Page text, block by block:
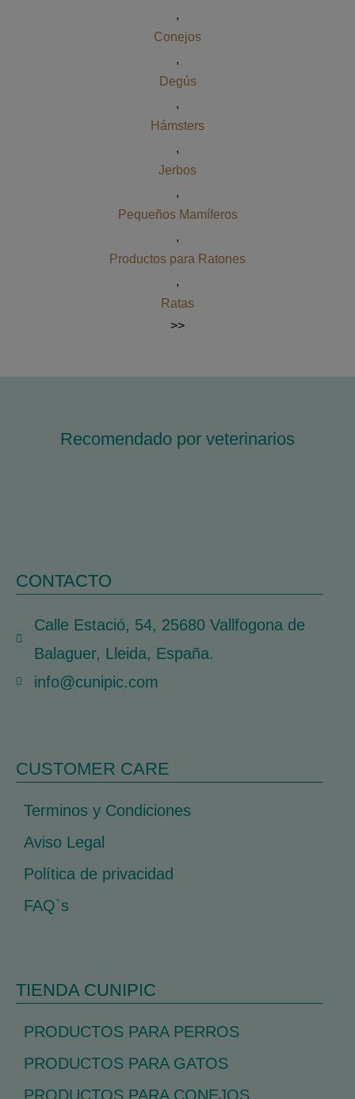
,
Conejos
,
Degús
,
Hámsters
,
Jerbos
,
Pequeños Mamíferos
,
Productos para Ratones
,
Ratas
>>
Recomendado por veterinarios
CONTACTO
Calle Estació, 54, 25680 Vallfogona de
Balaguer, Lleida, España.
info@cunipic.com
CUSTOMER CARE
Terminos y Condiciones
Aviso Legal
Política de privacidad
FAQ`s
TIENDA CUNIPIC
PRODUCTOS PARA PERROS
PRODUCTOS PARA GATOS
PRODUCTOS PARA CONEJOS